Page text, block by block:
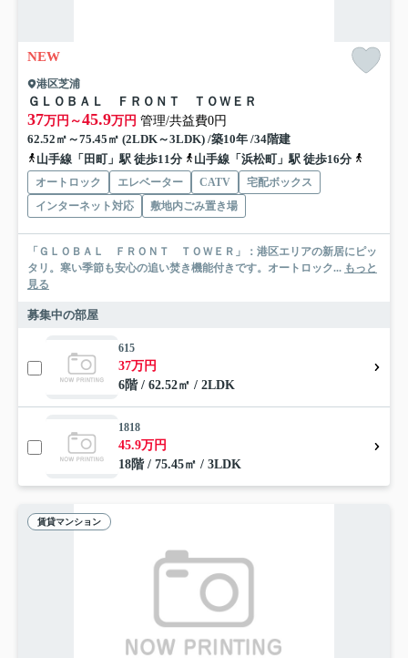
NEW
港区芝浦
ＧＬＯＢＡＬ ＦＲＯＮＴ ＴＯＷＥＲ
37万円～45.9万円 管理/共益費0円
62.52㎡～75.45㎡ (2LDK～3LDK) /築10年 /34階建
山手線「田町」駅 徒歩11分
山手線「浜松町」駅 徒歩16分
オートロック エレベーター CATV
宅配ボックス
インターネット対応
敷地内ごみ置き場
「ＧＬＯＢＡＬ ＦＲＯＮＴ ＴＯＷＥＲ」：港区エリアの新居にピッ
タリ。寒い季節も安心の追い焚き機能付きです。オートロック... もっと
見る
募集中の部屋
615
37万円
6階 / 62.52㎡ / 2LDK
1818
45.9万円
18階 / 75.45㎡ / 3LDK
賃貸マンション